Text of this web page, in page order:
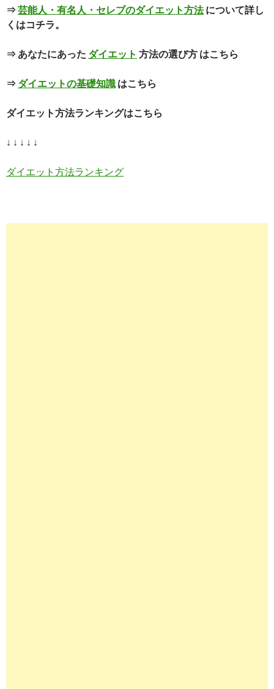
⇒芸能人・有名人・セレブのダイエット方法について詳し
くはコチラ。
⇒ あなたにあった ダイエット 方法の選び方 はこちら
⇒ ダイエットの基礎知識 はこちら
ダイエット方法ランキングはこちら
↓ ↓ ↓ ↓ ↓
ダイエット方法ランキング